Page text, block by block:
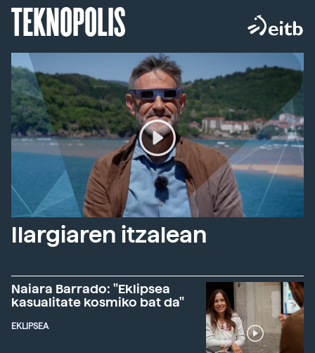
TEKNOPOLIS
Ilargiaren itzalean
Naiara Barrado: "Eklipsea
kasualitate kosmiko bat da"
EKLIPSEA